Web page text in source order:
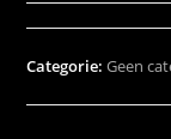
Categorie:Geen